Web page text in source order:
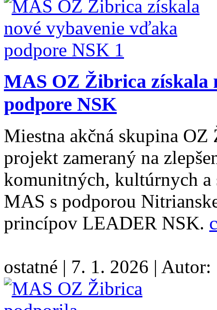
MAS OZ Žibrica získala
podpore NSK
Miestna akčná skupina OZ
projekt zameraný na
komunitných, kultúrnych a
MAS s podporou
princípov LEADER NSK.
ostatné | 7. 1. 2026 | Autor: